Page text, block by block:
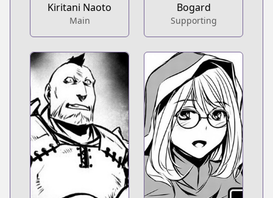
Kiritani Naoto
Main
Bogard
Supporting